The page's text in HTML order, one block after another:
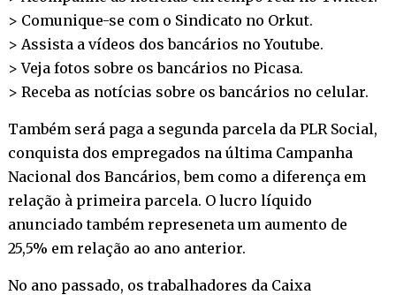
> Comunique-se com o Sindicato no Orkut.
> Assista a vídeos dos bancários noYoutube.
> Veja fotos sobre os bancários no Picasa.
> Receba as notícias sobre os bancários no celular.
Também será paga a segunda parcela da PLR Social,
conquista dos empregados na última Campanha
Nacional dos Bancários, bem como a diferença em
relação à primeira parcela. O lucro líquido
anunciado também represeneta um aumento de
25,5% em relação ao ano anterior.
No ano passado, os trabalhadores da Caixa